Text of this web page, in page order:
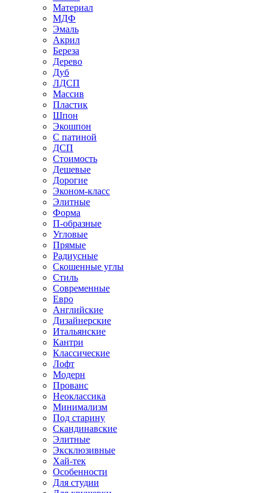
Материал
МДФ
Эмаль
Акрил
Береза
Дерево
Дуб
ЛДСП
Массив
Пластик
Шпон
Экошпон
С патиной
ДСП
Стоимость
Дешевые
Дорогие
Эконом-класс
Элитные
Форма
П-образные
Угловые
Прямые
Радиусные
Скошенные углы
Стиль
Современные
Евро
Английские
Дизайнерские
Итальянские
Кантри
Классические
Лофт
Модерн
Прованс
Неоклассика
Минимализм
Под старину
Скандинавские
Элитные
Эксклюзивные
Хай-тек
Особенности
Для студии